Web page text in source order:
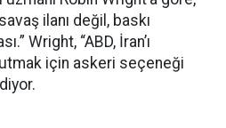
ilanı değil, baskı
Wright, “ABD, İran’ı
için askeri seçeneği